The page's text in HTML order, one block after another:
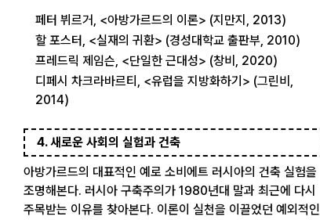
페터 뷔르거, <아방가르드의 이론> (지만지, 2013)
할 포스터, <실재의 귀환> (경성대학교 출판부, 2010)
프레드릭 제임슨, <단일한 근대성> (창비, 2020)
디페시 차크라바르티, <유럽을 지방화하기> (그린비,
2014)
4. 새로운 사회의 실험과 건축
아방가르드의 대표적인 예로 소비에트 러시아의 건축 실험을
조명해본다. 러시아 구축주의가 1980년대 말과 최근에 다시
주목받는 이유를 찾아본다. 이론이 실천을 이끌었던 예외적인